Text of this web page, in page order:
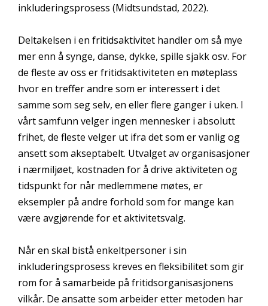
inkluderingsprosess (Midtsundstad, 2022).
Deltakelsen i en fritidsaktivitet handler om så mye
mer enn å synge, danse, dykke, spille sjakk osv. For
de fleste av oss er fritidsaktiviteten en møteplass
hvor en treffer andre som er interessert i det
samme som seg selv, en eller flere ganger i uken. I
vårt samfunn velger ingen mennesker i absolutt
frihet, de fleste velger ut ifra det som er vanlig og
ansett som akseptabelt. Utvalget av organisasjoner
i nærmiljøet, kostnaden for å drive aktiviteten og
tidspunkt for når medlemmene møtes, er
eksempler på andre forhold som for mange kan
være avgjørende for et aktivitetsvalg.
Når en skal bistå enkeltpersoner i sin
inkluderingsprosess kreves en fleksibilitet som gir
rom for å samarbeide på fritidsorganisasjonens
vilkår. De ansatte som arbeider etter metoden har